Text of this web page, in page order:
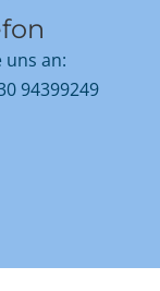
uns an:
94399249